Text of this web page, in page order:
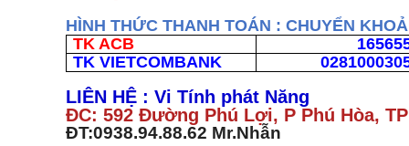
HÌNH THỨC THANH TOÁN : CHUYỂN
TK ACB
TK VIETCOMBANK
LIÊN HỆ : Vi Tính phát Năng
ĐC: 592 Đường Phú Lợi, P Phú Hòa,
ĐT:0938.94.88.62 Mr.Nhẫn